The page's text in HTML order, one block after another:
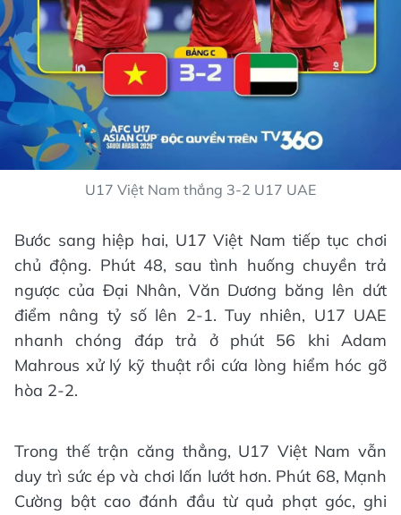
U17 Việt Nam thắng 3-2 U17 UAE
Bước sang hiệp hai, U17 Việt Nam tiếp tục chơi
chủ động. Phút 48, sau tình huống chuyền trả
ngược của Đại Nhân, Văn Dương băng lên dứt
điểm nâng tỷ số lên 2-1. Tuy nhiên, U17 UAE
nhanh chóng đáp trả ở phút 56 khi Adam
Mahrous xử lý kỹ thuật rồi cứa lòng hiểm hóc gỡ
hòa 2-2.
Trong thế trận căng thẳng, U17 Việt Nam vẫn
duy trì sức ép và chơi lấn lướt hơn. Phút 68, Mạnh
Cường bật cao đánh đầu từ quả phạt góc, ghi